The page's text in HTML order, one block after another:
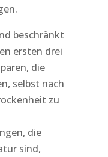
beschränkt
ersten drei
die
selbst nach
zu
die
sind,